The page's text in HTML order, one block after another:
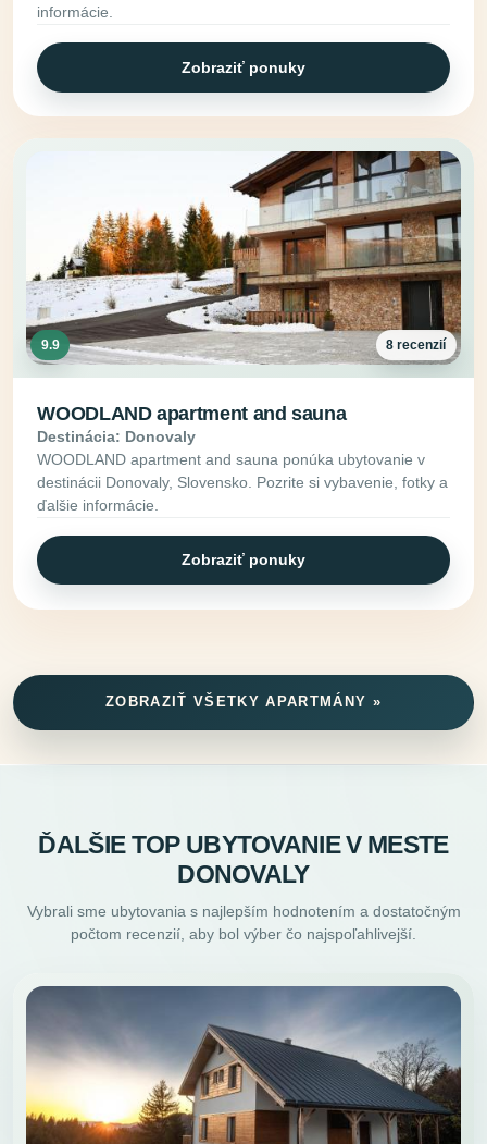
informácie.
Zobraziť ponuky
9.9 8 recenzií
WOODLAND apartment and sauna
Destinácia: Donovaly
WOODLAND apartment and sauna ponúka ubytovanie v
destinácii Donovaly, Slovensko. Pozrite si vybavenie, fotky a
ďalšie informácie.
Zobraziť ponuky
ZOBRAZIŤ VŠETKY APARTMÁNY »
ĎALŠIE TOP UBYTOVANIE V MESTE
DONOVALY
Vybrali sme ubytovania s najlepším hodnotením a dostatočným
počtom recenzií, aby bol výber čo najspoľahlivejší.